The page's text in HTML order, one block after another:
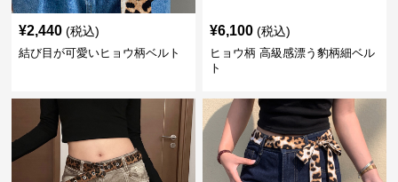
¥2,440 (税込)
結び目が可愛いヒョウ柄ベルト
¥6,100 (税込)
ヒョウ柄 高級感漂う豹柄細ベル
ト